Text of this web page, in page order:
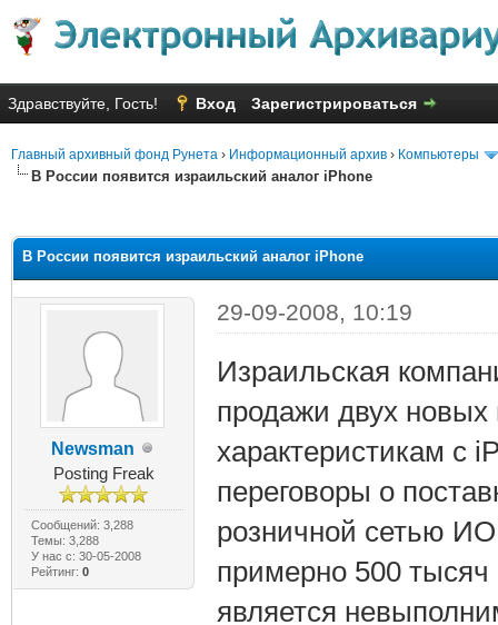
Здравствуйте, Гость! Вход Зарегистрироваться
Главный архивный фонд Рунета › Информационный архив › Компьютеры
В России появится израильский аналог iPhone
В России появится израильский аналог iPhone
Newsman
Posting Freak
Сообщений: 3,288
Темы: 3,288
У нас с: 30-05-2008
Рейтинг: 0
29-09-2008, 10:19
Израильская
продажи двух
характеристикам с
переговоры о
розничной сетью
примерно 500 тысяч
является